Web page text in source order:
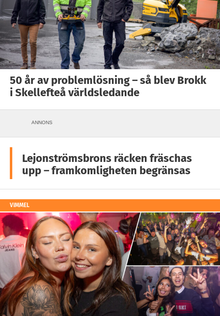
50 år av problemlösning – så blev Brokk
i Skellefteå världsledande
ANNONS
Lejonströmsbrons räcken fräschas
upp – framkomligheten begränsas
VIMMEL